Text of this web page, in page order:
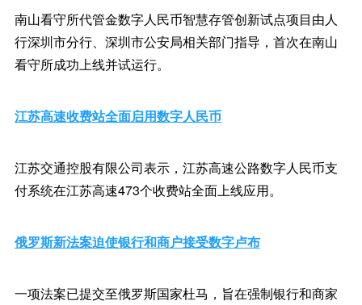
南山看守所代管金数字人民币智慧存管创新试点项目由人
行深圳市分行、深圳市公安局相关部门指导，首次在南山
看守所成功上线并试运行。
江苏高速收费站全面启用数字人民币
江苏交通控股有限公司表示，江苏高速公路数字人民币支
付系统在江苏高速473个收费站全面上线应用。
俄罗斯新法案迫使银行和商户接受数字卢布
一项法案已提交至俄罗斯国家杜马，旨在强制银行和商家